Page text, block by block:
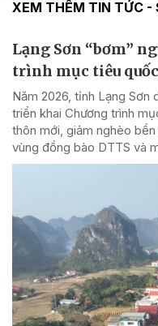
XEM THÊM TIN TỨC -
Lạng Sơn “bơm”
trình mục tiêu
Năm 2026, tỉnh Lạng
triển khai Chương trình
thôn mới, giảm nghèo
vùng đồng bào DTTS và